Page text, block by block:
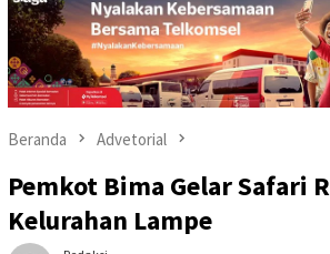
Beranda Advetorial
Pemkot Bima Gelar Safari
Kelurahan Lampe